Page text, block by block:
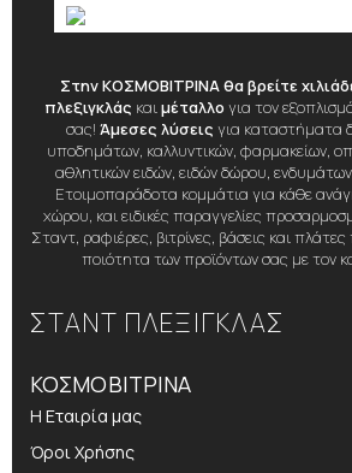
Στην ΚΟΣΜΟΒΙΤΡΙΝΑ θα βρείτε
πλεξιγκλάς καιμέταλλο για τον
σας! Άμεσες λύσεις για καταστήματα
υποδημάτων, καλλυντικών, φαρμακείων,
αθλητικών ειδών, ειδών δώρου,
Ετοιμοπαράδοτα κομμάτια για κάθε
χώρου, και ειδικές παραγγελίες
Σταντ, ραφιέρες, βιτρίνες, βάσεις και
ποιότητα των προϊόντων σας με τον
ΣΤΑΝΤ ΠΛΕΞΙΓΚΛΑΣ
ΚΟΣΜΟΒΙΤΡΙΝΑ
Η Εταιρία μας
Όροι Χρήσης